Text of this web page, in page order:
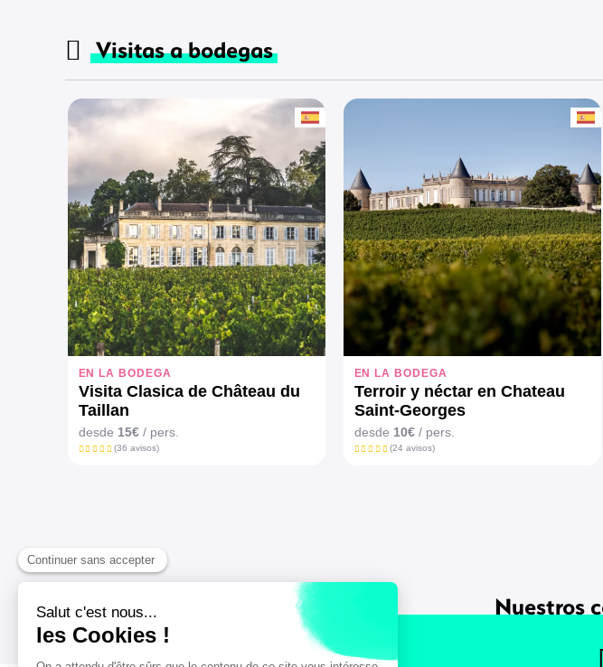
Visitas a bodegas
EN LA BODEGA
Visita Clasica de Château du
Taillan
desde 15€/ pers.
(36 avisos)
EN LA BODEGA
Terroir y néctar en Chateau
Saint-Georges
desde 10€/ pers.
(24 avisos)
Nuestros